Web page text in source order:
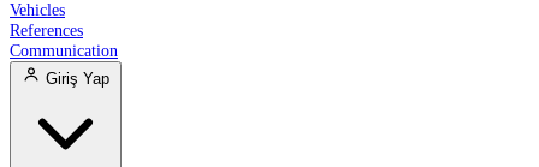
Vehicles
References
Communication
Giriş Yap